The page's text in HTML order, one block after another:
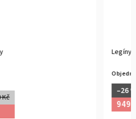
Legíny
Objednáno
–26 %
949 Kč